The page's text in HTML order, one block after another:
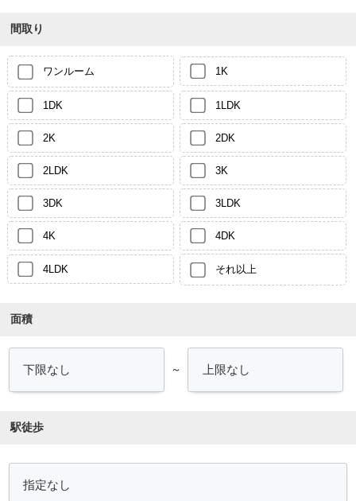
間取り
ワンルーム 1K
1DK 1LDK
2K 2DK
2LDK 3K
3DK 3LDK
4K 4DK
4LDK それ以上
面積
～
駅徒歩